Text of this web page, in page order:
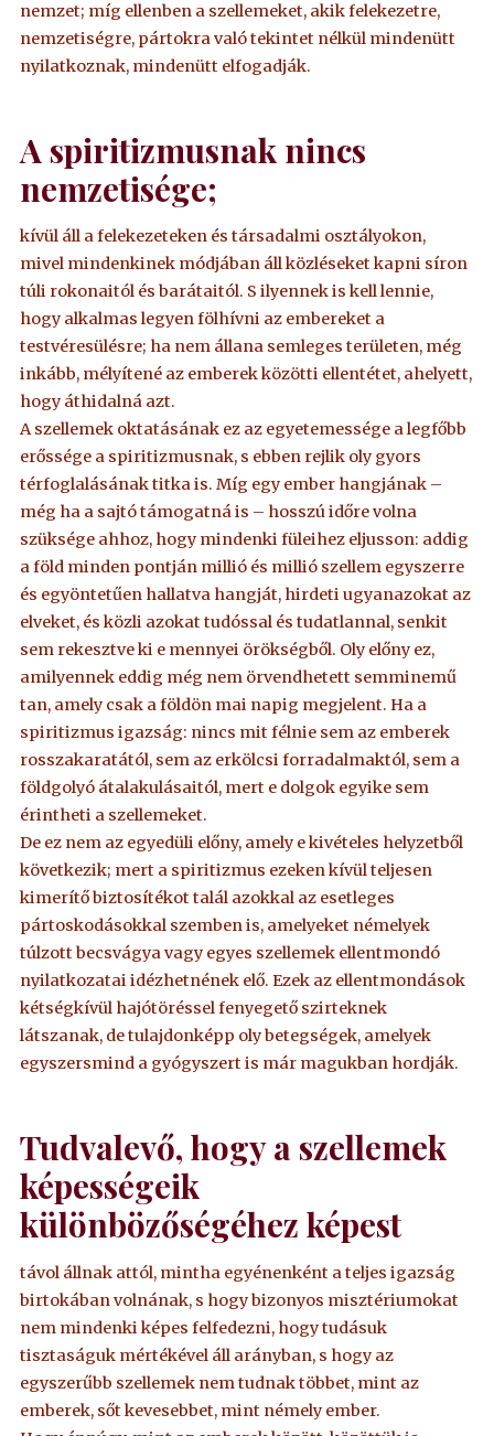
nemzet; míg ellenben a szellemeket, akik felekezetre,
nemzetiségre, pártokra való tekintet nélkül mindenütt
nyilatkoznak, mindenütt elfogadják.
A spiritizmusnak nincs
nemzetisége;
kívül áll a felekezeteken és társadalmi osztályokon,
mivel mindenkinek módjában áll közléseket kapni síron
túli rokonaitól és barátaitól. S ilyennek is kell lennie,
hogy alkalmas legyen fölhívni az embereket a
testvéresülésre; ha nem állana semleges területen, még
inkább, mélyítené az emberek közötti ellentétet, ahelyett,
hogy áthidalná azt.
A szellemek oktatásának ez az egyetemessége a legfőbb
erőssége a spiritizmusnak, s ebben rejlik oly gyors
térfoglalásának titka is. Míg egy ember hangjának –
még ha a sajtó támogatná is – hosszú időre volna
szüksége ahhoz, hogy mindenki füleihez eljusson: addig
a föld minden pontján millió és millió szellem egyszerre
és egyöntetűen hallatva hangját, hirdeti ugyanazokat az
elveket, és közli azokat tudóssal és tudatlannal, senkit
sem rekesztve ki e mennyei örökségből. Oly előny ez,
amilyennek eddig még nem örvendhetett semminemű
tan, amely csak a földön mai napig megjelent. Ha a
spiritizmus igazság: nincs mit félnie sem az emberek
rosszakaratától, sem az erkölcsi forradalmaktól, sem a
földgolyó átalakulásaitól, mert e dolgok egyike sem
érintheti a szellemeket.
De ez nem az egyedüli előny, amely e kivételes helyzetből
következik; mert a spiritizmus ezeken kívül teljesen
kimerítő biztosítékot talál azokkal az esetleges
pártoskodásokkal szemben is, amelyeket némelyek
túlzott becsvágya vagy egyes szellemek ellentmondó
nyilatkozatai idézhetnének elő. Ezek az ellentmondások
kétségkívül hajótöréssel fenyegető szirteknek
látszanak, de tulajdonképp oly betegségek, amelyek
egyszersmind a gyógyszert is már magukban hordják.
Tudvalevő, hogy a szellemek
képességeik
különbözőségéhez képest
távol állnak attól, mintha egyénenként a teljes igazság
birtokában volnának, s hogy bizonyos misztériumokat
nem mindenki képes felfedezni, hogy tudásuk
tisztaságuk mértékével áll arányban, s hogy az
egyszerűbb szellemek nem tudnak többet, mint az
emberek, sőt kevesebbet, mint némely ember.